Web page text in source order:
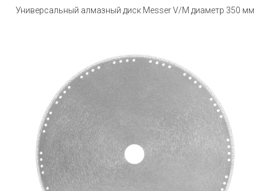
Универсальный алмазный диск Messer V/M диаметр 350 мм